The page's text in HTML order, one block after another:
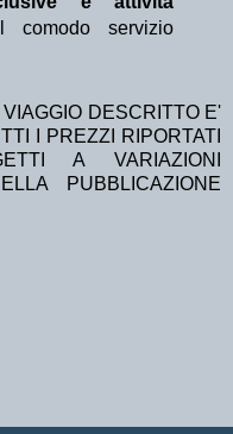
servizio
VIAGGIO DESCRITTO E'
I PREZZI RIPORTATI
A VARIAZIONI
PUBBLICAZIONE